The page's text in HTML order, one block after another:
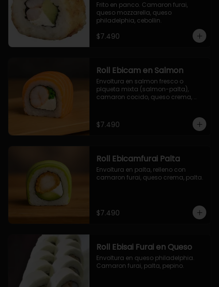
Frito en panco. Camaron furai,
queso mozzarella, queso
philadelphia, cebollin.
$7.490
Roll Ebicam en Salmon
Envoltura en salmon fresco o
plqueta mixta (salmon-palta),
camaron cocido, queso crema,
$7.490
Roll Ebicamfurai Palta
Envoltura en palta, relleno con
camaron furai, queso crema, palta.
$7.490
Roll Ebisai Furai en Queso
Envoltura en queso philadelphia.
Camaron furai, palta, pepino.